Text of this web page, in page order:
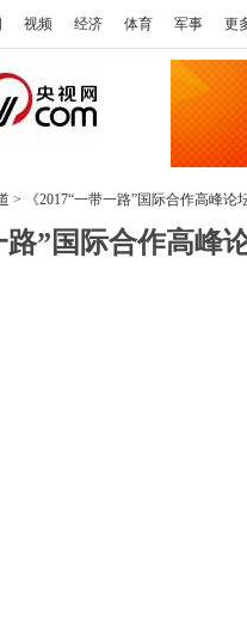
视频 经济 体育 军事 更
> 《2017“一带一路”国际合作高峰论
路”国际合作高峰